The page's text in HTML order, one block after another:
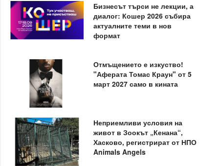
Бизнесът търси не лекции, а
диалог: Кошер 2026 събира
актуалните теми в нов
формат
Отмъщението е изкуство!
"Аферата Томас Краун" от 5
март 2027 само в кината
Неприемливи условия на
живот в Зоокът „Кенана“,
Хасково, регистрират от НПО
Animals Angels